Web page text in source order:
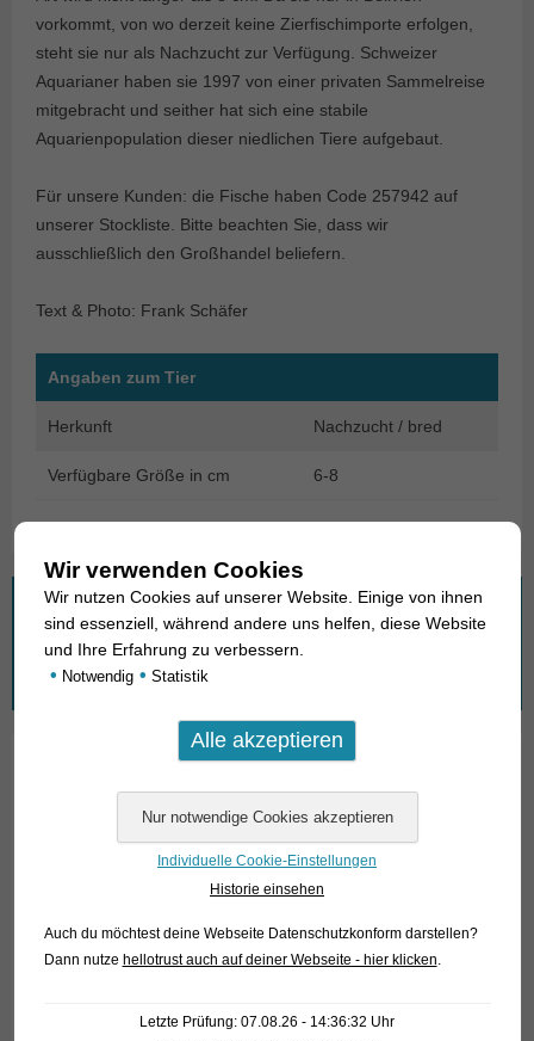
vorkommt, von wo derzeit keine Zierfischimporte erfolgen,
steht sie nur als Nachzucht zur Verfügung. Schweizer
Aquarianer haben sie 1997 von einer privaten Sammelreise
mitgebracht und seither hat sich eine stabile
Aquarienpopulation dieser niedlichen Tiere aufgebaut.
Für unsere Kunden: die Fische haben Code 257942 auf
unserer Stockliste. Bitte beachten Sie, dass wir
ausschließlich den Großhandel beliefern.
Text & Photo: Frank Schäfer
Angaben zum Tier
Herkunft Nachzucht / bred
Verfügbare Größe in cm 6-8
Wonach suchen Sie?
01. Rochen
03. Knochenzüngler
04. Tarpune
05. Aalartige
06. Heringsverwandte
Wir verwenden Cookies
Wir nutzen Cookies auf unserer Website. Einige von ihnen
sind essenziell, während andere uns helfen, diese Website
und Ihre Erfahrung zu verbessern.
• Notwendig • Statistik
Individuelle Cookie-Einstellungen
Historie einsehen
Auch du möchtest deine Webseite Datenschutzkonform darstellen?
Dann nutze hellotrust auch auf deiner Webseite - hier klicken.
Letzte Prüfung: 07.08.26 - 14:36:32 Uhr